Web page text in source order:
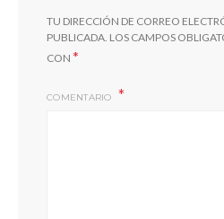
TU DIRECCIÓN DE CORREO
PUBLICADA. LOS CAMPOS
CON *
COMENTARIO